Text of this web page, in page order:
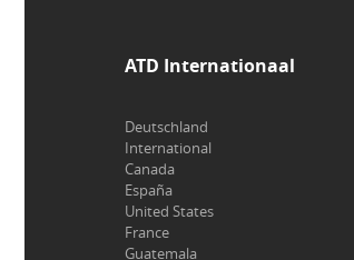
ATD Internationaal
Deutschland
International
Canada
España
United States
France
Guatemala